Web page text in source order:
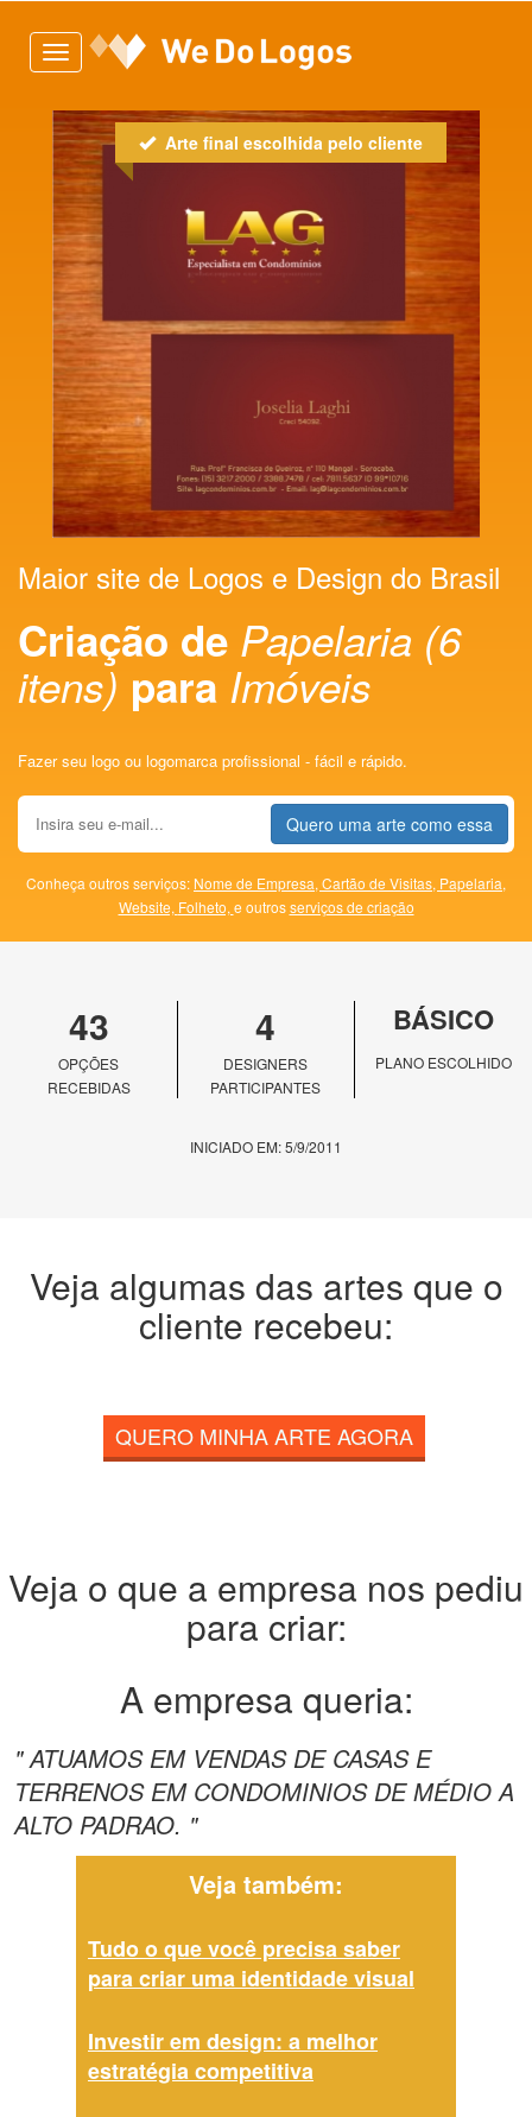
Toggle
navigation
Arte final escolhida pelo cliente
Maior site de Logos e Design do Brasil
Criação de Papelaria (6
itens) para Imóveis
Fazer seu logo ou logomarca profissional - fácil e rápido.
Quero uma arte como essa
Conheça outros serviços: Nome de Empresa, Cartão de Visitas, Papelaria,
Website, Folheto, e outrosserviços de criação
43
OPÇÕES
RECEBIDAS
4
DESIGNERS
PARTICIPANTES
BÁSICO
PLANO ESCOLHIDO
INICIADO EM: 5/9/2011
Veja algumas das artes que o
cliente recebeu:
QUERO MINHA ARTE AGORA
Veja o que a empresa nos pediu
para criar:
A empresa queria:
" ATUAMOS EM VENDAS DE CASAS E
TERRENOS EM CONDOMINIOS DE MÉDIO A
ALTO PADRAO. "
Veja também:
Tudo o que você precisa saber
para criar uma identidade visual
Investir em design: a melhor
estratégia competitiva